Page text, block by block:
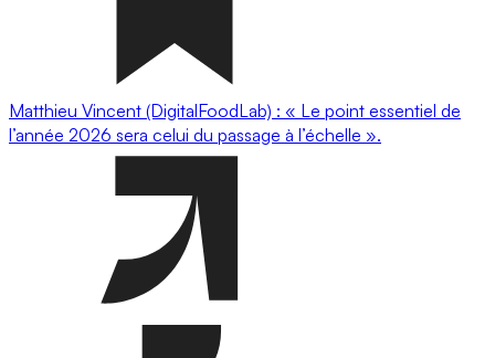
Matthieu Vincent (DigitalFoodLab) : « Le point essentiel de
l’année 2026 sera celui du passage à l’échelle ».